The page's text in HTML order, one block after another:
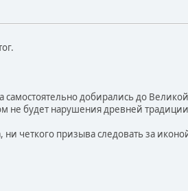
добирались до
не будет нарушения древней
четкого призыва следовать за